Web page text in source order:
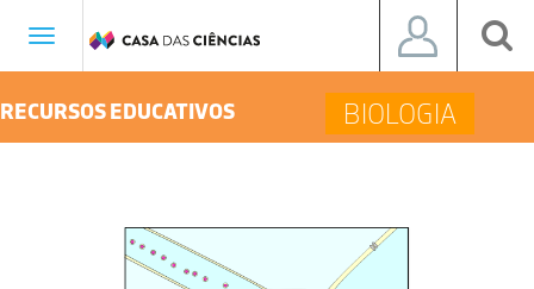
Toggle
RECURSOS EDUCATIVOS BIOLOGIA